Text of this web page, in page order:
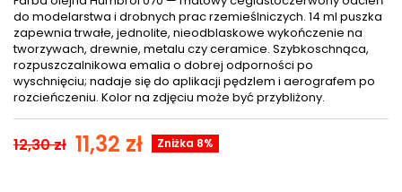
do modelarstwa i drobnych prac rzemieślniczych. 14 ml puszka
zapewnia trwałe, jednolite, nieodblaskowe wykończenie na
tworzywach, drewnie, metalu czy ceramice. Szybkoschnąca,
rozpuszczalnikowa emalia o dobrej odporności po
wyschnięciu; nadaje się do aplikacji pędzlem i aerografem po
rozcieńczeniu. Kolor na zdjęciu może być przybliżony.
12,30 zł 11,32 zł Zniżka 8%